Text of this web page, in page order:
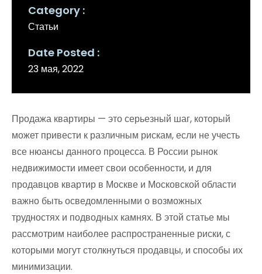
Category
Статьи
Date Posted
23 мая, 2022
Продажа квартиры — это серьезный шаг, который
может привести к различным рискам, если не учесть
все нюансы данного процесса. В России рынок
недвижимости имеет свои особенности, и для
продавцов квартир в Москве и Московской области
важно быть осведомленными о возможных
трудностях и подводных камнях. В этой статье мы
рассмотрим наиболее распространенные риски, с
которыми могут столкнуться продавцы, и способы их
минимизации.